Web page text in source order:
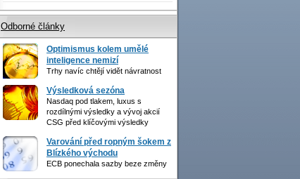
Odborné články
Optimismus kolem umělé
inteligence nemizí
Trhy navíc chtějí vidět návratnost
Výsledková sezóna
Nasdaq pod tlakem, luxus s
rozdílnými výsledky a vývoj akcií
CSG před klíčovými výsledky
Varování před ropným šokem z
Blízkého východu
ECB ponechala sazby beze změny